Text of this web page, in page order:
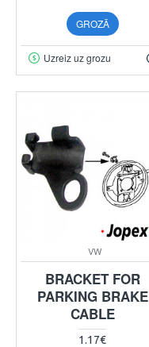
GROZĀ
Uzreiz uz grozu
VW
BRACKET FOR
PARKING BRAKE
CABLE
1.17€